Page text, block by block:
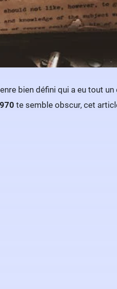
bien défini qui a eu tout
te semble obscur, cet